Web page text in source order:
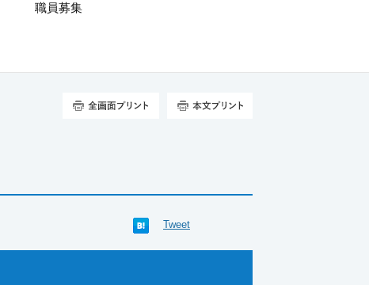
職員募集
Tweet